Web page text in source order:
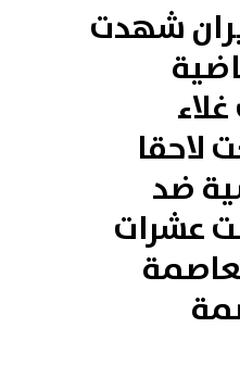
شهدت
لاحقا
ضد
عشرات